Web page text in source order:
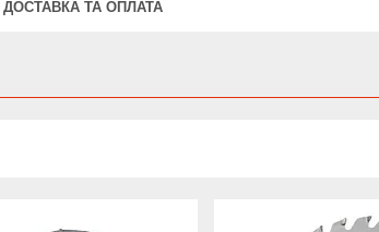
ДОСТАВКА ТА ОПЛАТА